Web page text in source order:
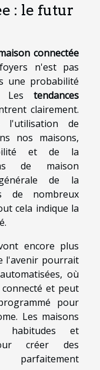
: le futur
connectée
n'est pas
une probabilité
Les tendances
clairement.
l'utilisation de
nos maisons,
et de la
de maison
de la
de nombreux
cela indique la
encore plus
l'avenir pourrait
où
et peut
pour
Les maisons
habitudes et
créer des